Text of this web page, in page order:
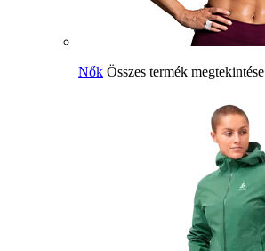
Nők Összes termék megtekintése